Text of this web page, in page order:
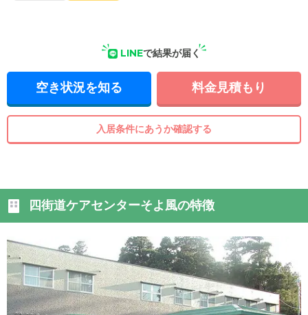
LINEで結果が届く
空き状況を知る 料金見積もり
入居条件にあうか確認する
四街道ケアセンターそよ風の特徴